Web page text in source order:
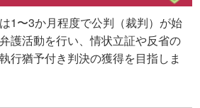
1〜3か月程度で公判（裁判）が始
護活動を行い、情状立証や反省の
行猶予付き判決の獲得を目指しま